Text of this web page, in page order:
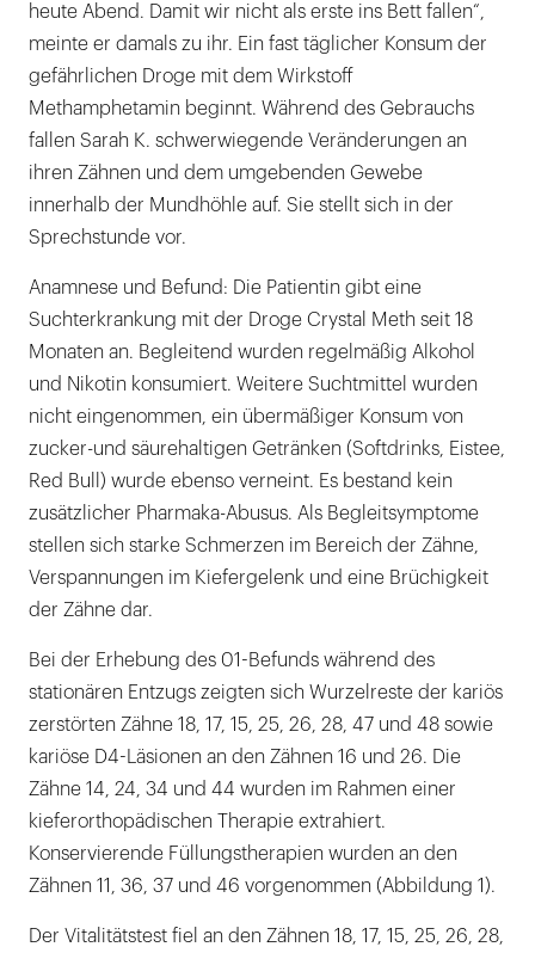
heute Abend. Damit wir nicht als erste ins Bett fallen“,
meinte er damals zu ihr. Ein fast täglicher Konsum der
gefährlichen Droge mit dem Wirkstoff
Methamphetamin beginnt. Während des Gebrauchs
fallen Sarah K. schwerwiegende Veränderungen an
ihren Zähnen und dem umgebenden Gewebe
innerhalb der Mundhöhle auf. Sie stellt sich in der
Sprechstunde vor.
Anamnese und Befund: Die Patientin gibt eine
Suchterkrankung mit der Droge Crystal Meth seit 18
Monaten an. Begleitend wurden regelmäßig Alkohol
und Nikotin konsumiert. Weitere Suchtmittel wurden
nicht eingenommen, ein übermäßiger Konsum von
zucker-und säurehaltigen Getränken (Softdrinks, Eistee,
Red Bull) wurde ebenso verneint. Es bestand kein
zusätzlicher Pharmaka-Abusus. Als Begleitsymptome
stellen sich starke Schmerzen im Bereich der Zähne,
Verspannungen im Kiefergelenk und eine Brüchigkeit
der Zähne dar.
Bei der Erhebung des 01-Befunds während des
stationären Entzugs zeigten sich Wurzelreste der kariös
zerstörten Zähne 18, 17, 15, 25, 26, 28, 47 und 48 sowie
kariöse D4-Läsionen an den Zähnen 16 und 26. Die
Zähne 14, 24, 34 und 44 wurden im Rahmen einer
kieferorthopädischen Therapie extrahiert.
Konservierende Füllungstherapien wurden an den
Zähnen 11, 36, 37 und 46 vorgenommen (Abbildung 1).
Der Vitalitätstest fiel an den Zähnen 18, 17, 15, 25, 26, 28,